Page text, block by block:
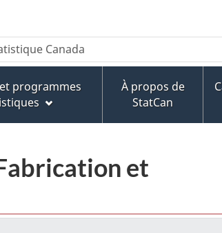
programmes
À propos de
StatCan
et